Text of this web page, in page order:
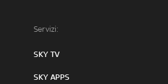
Servizi:
SKY TV
SKY APPS